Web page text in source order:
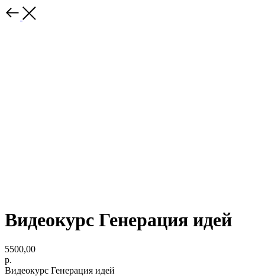
Видеокурс Генерация идей
5500,00
р.
Видеокурс Генерация идей